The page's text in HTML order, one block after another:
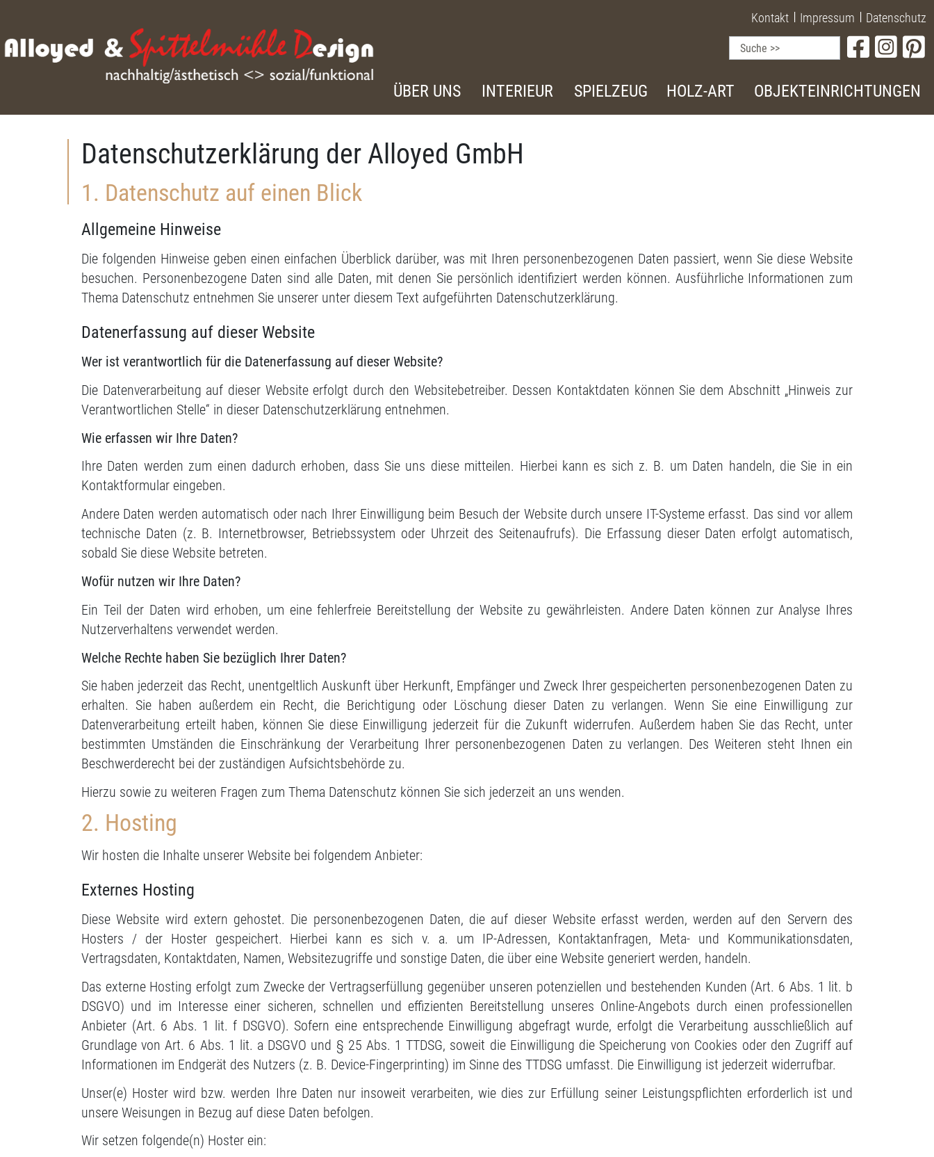
Kontakt I Impressum I Datenschutz
ÜBER UNS INTERIEUR SPIELZEUG HOLZ-ART OBJEKTEINRICHTUNGEN
Datenschutzerklärung der Alloyed GmbH
1. Datenschutz auf einen Blick
Allgemeine Hinweise
Die folgenden Hinweise geben einen einfachen Überblick darüber, was mit Ihren personenbezogenen Daten passiert, wenn Sie diese Website
besuchen. Personenbezogene Daten sind alle Daten, mit denen Sie persönlich identifiziert werden können. Ausführliche Informationen zum
Thema Datenschutz entnehmen Sie unserer unter diesem Text aufgeführten Datenschutzerklärung.
Datenerfassung auf dieser Website
Wer ist verantwortlich für die Datenerfassung auf dieser Website?
Die Datenverarbeitung auf dieser Website erfolgt durch den Websitebetreiber. Dessen Kontaktdaten können Sie dem Abschnitt „Hinweis zur
Verantwortlichen Stelle“ in dieser Datenschutzerklärung entnehmen.
Wie erfassen wir Ihre Daten?
Ihre Daten werden zum einen dadurch erhoben, dass Sie uns diese mitteilen. Hierbei kann es sich z. B. um Daten handeln, die Sie in ein
Kontaktformular eingeben.
Andere Daten werden automatisch oder nach Ihrer Einwilligung beim Besuch der Website durch unsere IT-Systeme erfasst. Das sind vor allem
technische Daten (z. B. Internetbrowser, Betriebssystem oder Uhrzeit des Seitenaufrufs). Die Erfassung dieser Daten erfolgt automatisch,
sobald Sie diese Website betreten.
Wofür nutzen wir Ihre Daten?
Ein Teil der Daten wird erhoben, um eine fehlerfreie Bereitstellung der Website zu gewährleisten. Andere Daten können zur Analyse Ihres
Nutzerverhaltens verwendet werden.
Welche Rechte haben Sie bezüglich Ihrer Daten?
Sie haben jederzeit das Recht, unentgeltlich Auskunft über Herkunft, Empfänger und Zweck Ihrer gespeicherten personenbezogenen Daten zu
erhalten. Sie haben außerdem ein Recht, die Berichtigung oder Löschung dieser Daten zu verlangen. Wenn Sie eine Einwilligung zur
Datenverarbeitung erteilt haben, können Sie diese Einwilligung jederzeit für die Zukunft widerrufen. Außerdem haben Sie das Recht, unter
bestimmten Umständen die Einschränkung der Verarbeitung Ihrer personenbezogenen Daten zu verlangen. Des Weiteren steht Ihnen ein
Beschwerderecht bei der zuständigen Aufsichtsbehörde zu.
Hierzu sowie zu weiteren Fragen zum Thema Datenschutz können Sie sich jederzeit an uns wenden.
2. Hosting
Wir hosten die Inhalte unserer Website bei folgendem Anbieter:
Externes Hosting
Diese Website wird extern gehostet. Die personenbezogenen Daten, die auf dieser Website erfasst werden, werden auf den Servern des
Hosters / der Hoster gespeichert. Hierbei kann es sich v. a. um IP-Adressen, Kontaktanfragen, Meta- und Kommunikationsdaten,
Vertragsdaten, Kontaktdaten, Namen, Websitezugriffe und sonstige Daten, die über eine Website generiert werden, handeln.
Das externe Hosting erfolgt zum Zwecke der Vertragserfüllung gegenüber unseren potenziellen und bestehenden Kunden (Art. 6 Abs. 1 lit. b
DSGVO) und im Interesse einer sicheren, schnellen und effizienten Bereitstellung unseres Online-Angebots durch einen professionellen
Anbieter (Art. 6 Abs. 1 lit. f DSGVO). Sofern eine entsprechende Einwilligung abgefragt wurde, erfolgt die Verarbeitung ausschließlich auf
Grundlage von Art. 6 Abs. 1 lit. a DSGVO und § 25 Abs. 1 TTDSG, soweit die Einwilligung die Speicherung von Cookies oder den Zugriff auf
Informationen im Endgerät des Nutzers (z. B. Device-Fingerprinting) im Sinne des TTDSG umfasst. Die Einwilligung ist jederzeit widerrufbar.
Unser(e) Hoster wird bzw. werden Ihre Daten nur insoweit verarbeiten, wie dies zur Erfüllung seiner Leistungspflichten erforderlich ist und
unsere Weisungen in Bezug auf diese Daten befolgen.
Wir setzen folgende(n) Hoster ein: